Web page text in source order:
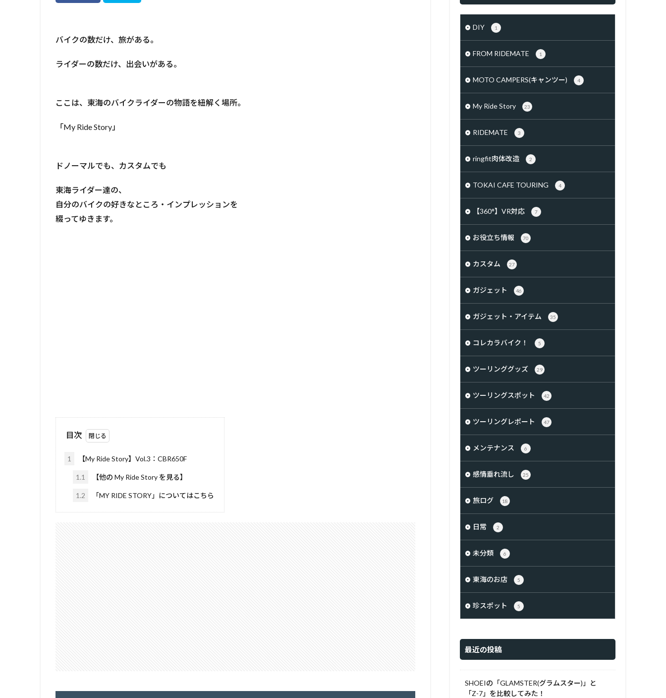
バイクの数だけ、旅がある。
ライダーの数だけ、出会いがある。
ここは、東海のバイクライダーの物語を紐解く場所。
「My Ride Story」
ドノーマルでも、カスタムでも
東海ライダー達の、
自分のバイクの好きなところ・インプレッションを
綴ってゆきます。
目次
1 【My Ride Story】Vol.3：CBR650F
1.1 【他の My Ride Story を見る】
1.2 「MY RIDE STORY」についてはこちら
DIY 1
FROM RIDEMATE 1
MOTO CAMPERS(キャンツー) 4
My Ride Story 23
RIDEMATE 3
ringfit肉体改造 2
TOKAI CAFE TOURING 4
【360°】VR対応 7
お役立ち情報 70
カスタム 27
ガジェット 46
ガジェット・アイテム 35
コレカラバイク！ 5
ツーリンググッズ 29
ツーリングスポット 42
ツーリングレポート 47
メンテナンス 6
感情垂れ流し 25
旅ログ 18
日常 2
未分類 6
東海のお店 5
珍スポット 5
最近の投稿
SHOEIの「GLAMSTER(グラムスター)」と
「Z-7」を比較してみた！